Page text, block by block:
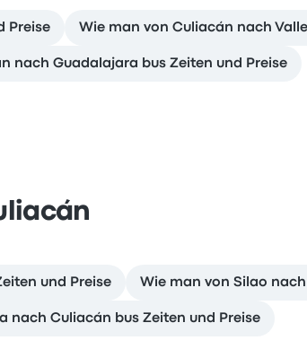
Preise Wie man von Culiacán nach
nach Guadalajara bus Zeiten und Preise
und Preise Wie man von Silao
nach Culiacán bus Zeiten und Preise